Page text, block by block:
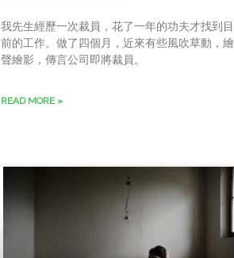
我先生經歷一次裁員，花了一年的功夫才找到目
前的工作。做了四個月，近來有些風吹草動，繪
聲繪影，傳言公司即將裁員。
READ MORE »